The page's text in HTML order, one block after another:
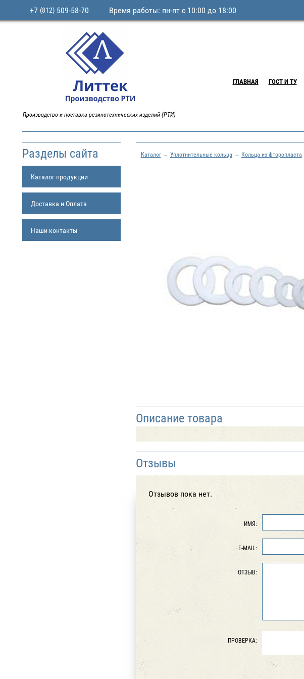
+7 (812)509-58-70 Время работы: пн-пт с 10:00 до 18:00
Производство и поставка резинотехнических изделий (РТИ)
ГЛАВНАЯ ГОСТ И ТУ
Разделы сайта
Каталог продукции
Доставка и Оплата
Наши контакты
Каталог→ Уплотнительные кольца → Кольца из фторопласта
Описание товара
Отзывы
Отзывов пока нет.
ИМЯ:
E-MAIL:
ОТЗЫВ:
ПРОВЕРКА: